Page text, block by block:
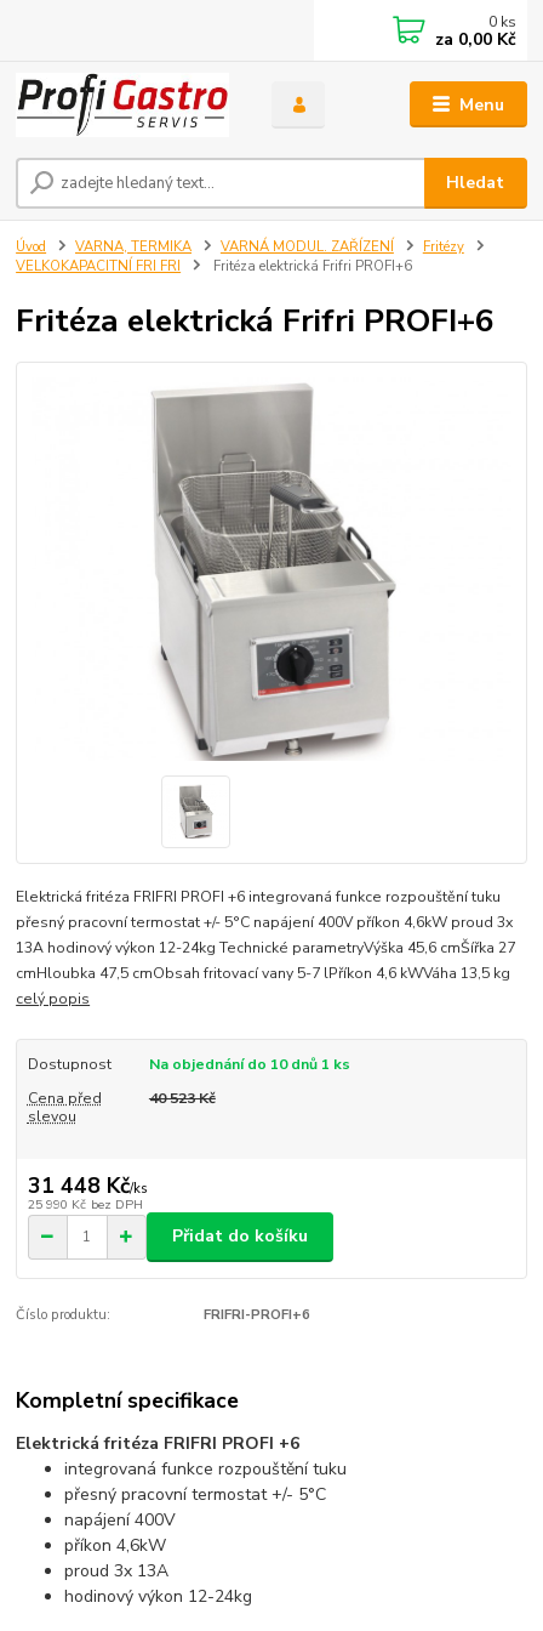
Menu
Hledat
0 ks
za 0,00 Kč
Úvod VARNA, TERMIKA VARNÁ MODUL. ZAŘÍZENÍ
Fritézy
VELKOKAPACITNÍ FRI FRI
Fritéza elektrická Frifri PROFI+6
Fritéza elektrická Frifri PROFI+6
Elektrická fritéza FRIFRI PROFI +6 integrovaná funkce rozpouštění tuku
přesný pracovní termostat +/- 5°C napájení 400V příkon 4,6kW proud 3x
13A hodinový výkon 12-24kg Technické parametryVýška 45,6 cmŠířka 27
cmHloubka 47,5 cmObsah fritovací vany 5-7 lPříkon 4,6 kWVáha 13,5 kg
celý popis
Dostupnost
Na objednání do 10 dnů 1 ks
Cena před
slevou
40 523 Kč
31 448 Kč/ks
25 990 Kč bez DPH
Přidat do košíku
Číslo produktu: FRIFRI-PROFI+6
Kompletní specifikace
Elektrická fritéza FRIFRI PROFI +6
integrovaná funkce rozpouštění tuku
přesný pracovní termostat +/- 5°C
napájení 400V
příkon 4,6kW
proud 3x 13A
hodinový výkon 12-24kg